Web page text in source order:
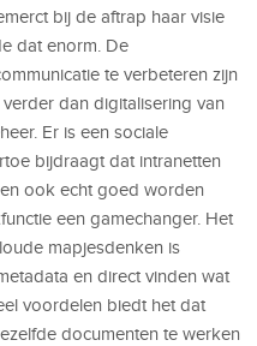
bij de aftrap haar visie
dat enorm. De
te verbeteren zijn
dan digitalisering van
Er is een sociale
bijdraagt dat intranetten
ook echt goed worden
een gamechanger. Het
mapjesdenken is
en direct vinden wat
voordelen biedt het dat
documenten te werken